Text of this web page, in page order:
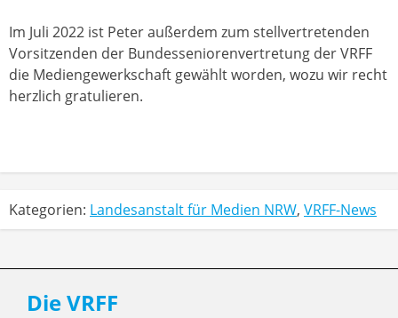
Im Juli 2022 ist Peter außerdem zum stellvertretenden
Vorsitzenden der Bundesseniorenvertretung der VRFF
die Mediengewerkschaft gewählt worden, wozu wir recht
herzlich gratulieren.
Kategorien: Landesanstalt für Medien NRW, VRFF-News
Die VRFF